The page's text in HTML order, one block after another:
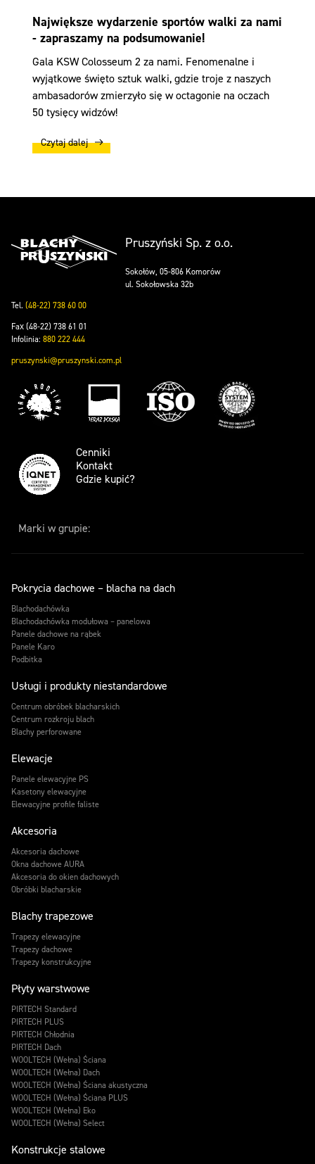
Największe wydarzenie sportów walki za nami
- zapraszamy na podsumowanie!
Gala KSW Colosseum 2 za nami. Fenomenalne i
wyjątkowe święto sztuk walki, gdzie troje z naszych
ambasadorów zmierzyło się w octagonie na oczach
50 tysięcy widzów!
Czytaj dalej
Pruszyński Sp. z o.o.
Sokołów, 05-806 Komorów
ul. Sokołowska 32b
Tel.(48-22) 738 60 00
Fax (48-22) 738 61 01
Infolinia: 880 222 444
pruszynski@pruszynski.com.pl
Cenniki
Kontakt
Gdzie kupić?
Marki w grupie:
Pokrycia dachowe – blacha na dach
Blachodachówka
Blachodachówka modułowa – panelowa
Panele dachowe na rąbek
Panele Karo
Podbitka
Usługi i produkty niestandardowe
Centrum obróbek blacharskich
Centrum rozkroju blach
Blachy perforowane
Elewacje
Panele elewacyjne PS
Kasetony elewacyjne
Elewacyjne profile faliste
Akcesoria
Akcesoria dachowe
Okna dachowe AURA
Akcesoria do okien dachowych
Obróbki blacharskie
Blachy trapezowe
Trapezy elewacyjne
Trapezy dachowe
Trapezy konstrukcyjne
Płyty warstwowe
PIRTECH Standard
PIRTECH PLUS
PIRTECH Chłodnia
PIRTECH Dach
WOOLTECH (Wełna) Ściana
WOOLTECH (Wełna) Dach
WOOLTECH (Wełna) Ściana akustyczna
WOOLTECH (Wełna) Ściana PLUS
WOOLTECH (Wełna) Eko
WOOLTECH (Wełna) Select
Konstrukcje stalowe